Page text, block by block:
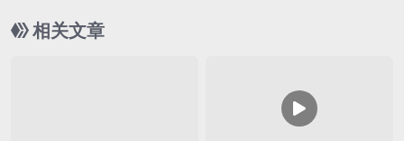
城塔防游戏
相关文章